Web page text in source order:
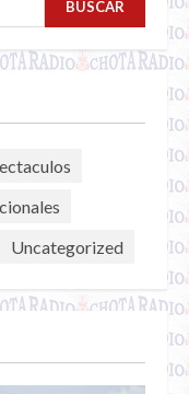
Uncategorized